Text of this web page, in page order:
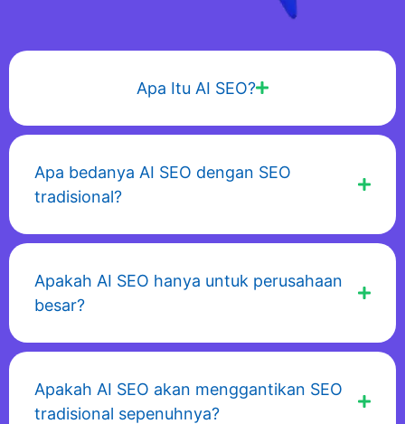
Apa Itu AI SEO?
Apa bedanya AI SEO dengan SEO
tradisional?
Apakah AI SEO hanya untuk perusahaan
besar?
Apakah AI SEO akan menggantikan SEO
tradisional sepenuhnya?